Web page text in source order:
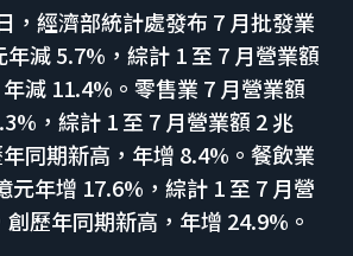
，經濟部統計處發布 7 月批發業
減 5.7%，綜計 1 至 7 月營業額
減 11.4%。零售業 7 月營業額
，綜計 1 至 7 月營業額 2 兆
同期新高，年增 8.4%。餐飲業
元年增 17.6%，綜計 1 至 7 月營
歷年同期新高，年增 24.9%。